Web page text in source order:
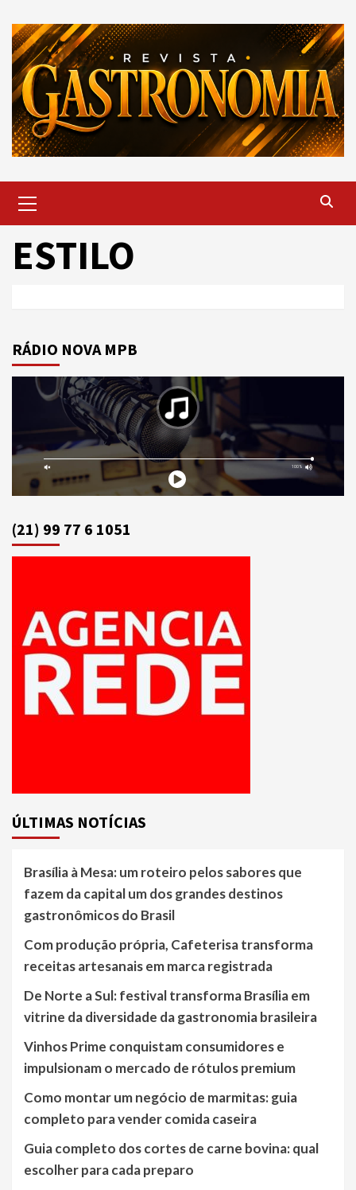
content
Menu
ESTILO
RÁDIO NOVA MPB
(21) 99 77 6 1051
ÚLTIMAS NOTÍCIAS
Brasília à Mesa: um roteiro pelos sabores que
fazem da capital um dos grandes destinos
gastronômicos do Brasil
Com produção própria, Cafeterisa transforma
receitas artesanais em marca registrada
De Norte a Sul: festival transforma Brasília em
vitrine da diversidade da gastronomia brasileira
Vinhos Prime conquistam consumidores e
impulsionam o mercado de rótulos premium
Como montar um negócio de marmitas: guia
completo para vender comida caseira
Guia completo dos cortes de carne bovina: qual
escolher para cada preparo